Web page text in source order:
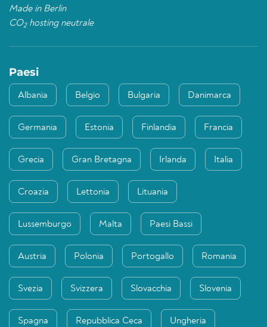
Made in Berlin
CO2hosting neutrale
Paesi
Albania Belgio Bulgaria Danimarca
Germania Estonia Finlandia Francia
Grecia Gran Bretagna Irlanda Italia
Croazia Lettonia Lituania
Lussemburgo Malta Paesi Bassi
Austria Polonia Portogallo Romania
Svezia Svizzera Slovacchia Slovenia
Spagna Repubblica Ceca Ungheria